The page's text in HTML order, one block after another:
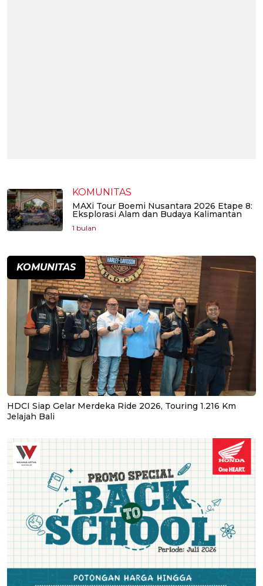
KOMUNITAS
MAXi Tour Boemi Nusantara 2026 Etape 8:
Eksplorasi Alam dan Budaya Kalimantan
1 bulan
KOMUNITAS
HDCI Siap Gelar Merdeka Ride 2026, Touring 1.216 Km
Jelajah Bali